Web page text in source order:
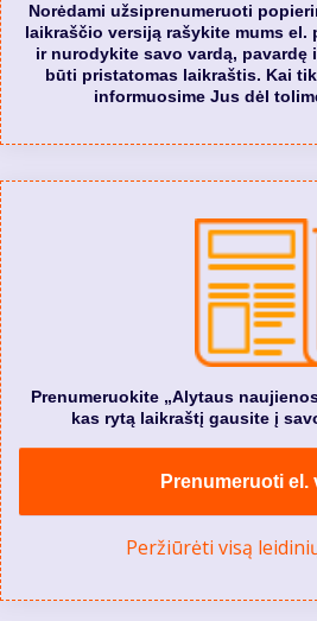
Norėdami užsiprenumeruoti
laikraščio versiją rašykite mums el.
ir nurodykite savo vardą, pavardę
būti pristatomas laikraštis. Kai
informuosime Jus dėl
Prenumeruokite „Alytaus
kas rytą laikraštį gausite į
Prenumeruoti el.
Peržiūrėti visą